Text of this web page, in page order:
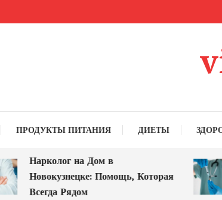
ПРОДУКТЫ ПИТАНИЯ ДИЕТЫ
Нарколог на Дом в
Новокузнецке: Помощь, Которая
Всегда Рядом